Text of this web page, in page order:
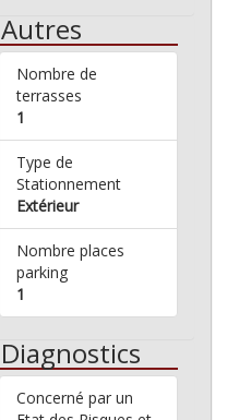
Autres
Nombre de
terrasses
1
Type de
Stationnement
Extérieur
Nombre places
parking
1
Diagnostics
Concerné par un